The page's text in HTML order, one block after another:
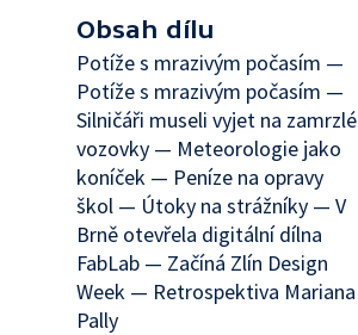
Obsah dílu
Potíže s mrazivým počasím —
Potíže s mrazivým počasím —
Silničáři museli vyjet na zamrzlé
vozovky — Meteorologie jako
koníček — Peníze na opravy
škol — Útoky na strážníky — V
Brně otevřela digitální dílna
FabLab — Začíná Zlín Design
Week — Retrospektiva Mariana
Pally